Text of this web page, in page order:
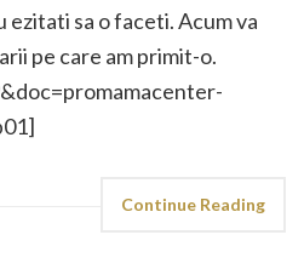
ezitati sa o faceti. Acum va
pe care am primit-o.
Continue Reading